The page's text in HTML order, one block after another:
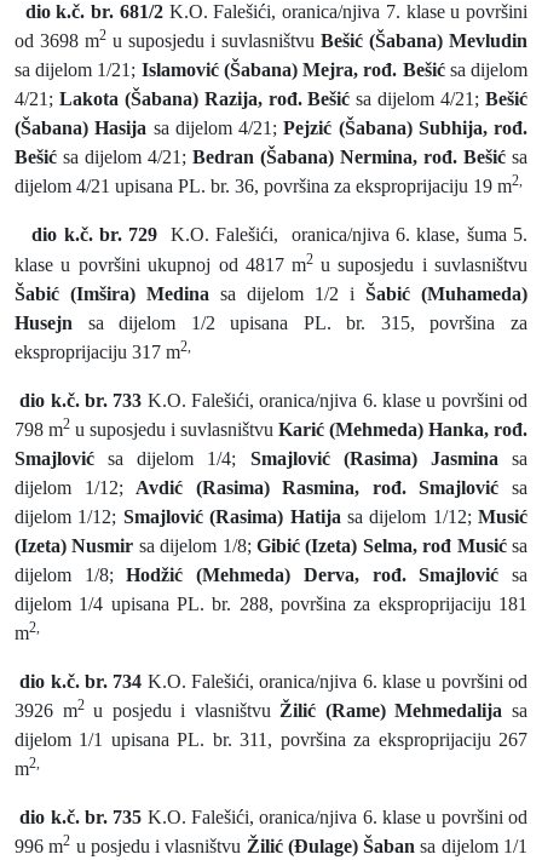
dio k.č. br. 681/2 K.O. Falešići, oranica/njiva 7. klase u površini
od 3698 m2 u suposjedu i suvlasništvu Bešić (Šabana) Mevludin
sa dijelom 1/21; Islamović (Šabana) Mejra, rođ. Bešić sa dijelom
4/21; Lakota (Šabana) Razija, rođ. Bešićsa dijelom 4/21;Bešić
(Šabana) Hasija sa dijelom 4/21;Pejzić (Šabana) Subhija, rođ.
Bešić sa dijelom 4/21; Bedran (Šabana) Nermina, rođ. Bešić sa
dijelom 4/21 upisana PL. br. 36, površina za eksproprijaciju 19 m2,
dio k.č. br. 729 K.O. Falešići,
oranica/njiva 6. klase, šuma 5.
klase u površini ukupnoj od 4817 m2 u suposjedu i suvlasništvu
Šabić (Imšira) Medina sa dijelom 1/2 i Šabić (Muhameda)
Husejn sa dijelom 1/2 upisana PL. br. 315, površina za
eksproprijaciju 317 m2,
dio k.č. br. 733 K.O. Falešići, oranica/njiva 6. klase u površini od
798 m2 u suposjedu i suvlasništvu Karić (Mehmeda) Hanka, rođ.
Smajlovićsa dijelom 1/4; Smajlović (Rasima) Jasminasa
dijelom 1/12; Avdić (Rasima) Rasmina, rođ. Smajlovićsa
dijelom 1/12; Smajlović (Rasima) Hatija sa dijelom 1/12; Musić
(Izeta) Nusmir sa dijelom 1/8;Gibić (Izeta) Selma, rođ Musićsa
dijelom 1/8;Hodžić (Mehmeda) Derva, rođ. Smajlovićsa
dijelom 1/4 upisana PL. br. 288, površina za eksproprijaciju 181
m2,
dio k.č. br. 734 K.O. Falešići, oranica/njiva 6. klase u površini od
3926 m2u posjedu i vlasništvu Žilić (Rame) Mehmedalijasa
dijelom 1/1 upisana PL. br. 311, površina za eksproprijaciju 267
m2,
dio k.č. br. 735 K.O. Falešići, oranica/njiva 6. klase u površini od
996 m2 u posjedu i vlasništvu Žilić (Đulage) Šabansa dijelom 1/1